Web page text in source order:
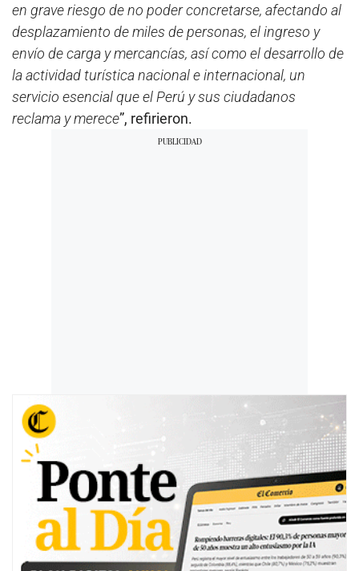
en grave riesgo de no poder concretarse, afectando al
desplazamiento de miles de personas, el ingreso y
envío de carga y mercancías, así como el desarrollo de
la actividad turística nacional e internacional, un
servicio esencial que el Perú y sus ciudadanos
reclama y merece”, refirieron.